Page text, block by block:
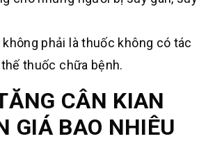
không phải là thuốc không có tác
thuốc chữa bệnh.
CÂN KIAN
GIÁ BAO NHIÊU